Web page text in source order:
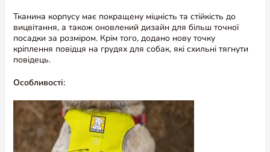
Тканина корпусу має покращену міцність та стійкість до
вицвітання, а також оновлений дизайн для більш точної
посадки за розміром. Крім того, додано нову точку
кріплення повідця на грудях для собак, які схильні тягнути
повідець.
Особливості:
Переглянути більше інформації про
продукт